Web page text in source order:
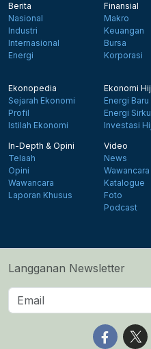
Berita
Nasional
Industri
Internasional
Energi
Finansial
Makro
Keuangan
Bursa
Korporasi
Ekonopedia
Sejarah Ekonomi
Profil
Istilah Ekonomi
Ekonomi
Energi Baru
Energi
Investasi
In-Depth & Opini
Telaah
Opini
Wawancara
Laporan Khusus
Video
News
Wawancara
Katalogue
Foto
Podcast
Langganan Newsletter